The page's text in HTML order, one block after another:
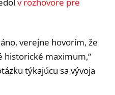
verejne hovorím, že
historické maximum,“
týkajúcu sa vývoja